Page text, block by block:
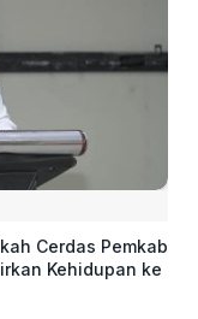
Cerdas Pemkab
Kehidupan ke